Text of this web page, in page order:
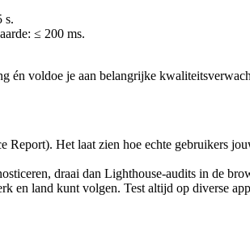
s.
≤ 200 ms.
én voldoe je aan belangrijke
Het laat zien hoe echte gebruikers
draai dan Lighthouse-audits in de
en land kunt volgen. Test altijd op diverse